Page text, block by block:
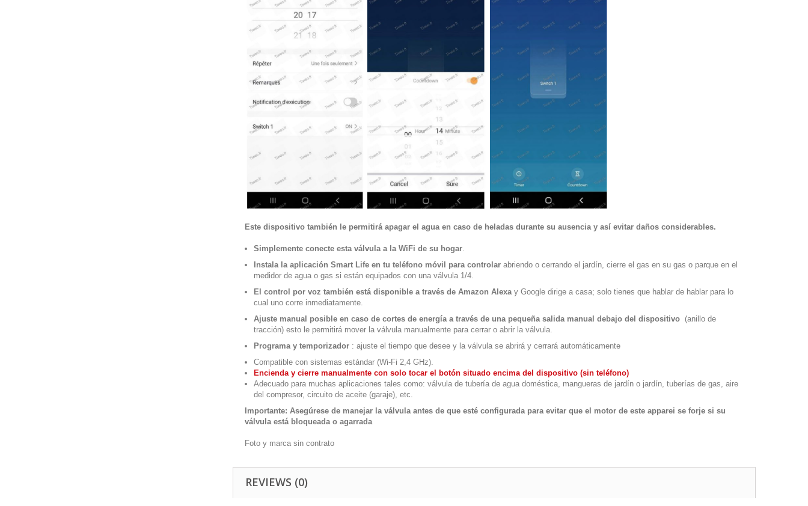
Este dispositivo también le permitirá apagar el agua en caso de heladas durante su ausencia y así evitar daños considerables.
Simplemente conecte esta válvula a la WiFi de su hogar.
Instala la aplicación Smart Life en tu teléfono móvil para controlar abriendo o cerrando el jardín, cierre el gas en su gas o parque en el
medidor de agua o gas si están equipados con una válvula 1/4.
El control por voz también está disponible a través de Amazon Alexay Google dirige a casa; solo tienes que hablar de hablar para lo
cual uno corre inmediatamente.
Ajuste manual posible en caso de cortes de energía a través de una pequeña salida manual debajo del dispositivo (anillo de
tracción) esto le permitirá mover la válvula manualmente para cerrar o abrir la válvula.
Programa y temporizador : ajuste el tiempo que desee y la válvula se abrirá y cerrará automáticamente
Compatible con sistemas estándar (Wi-Fi 2,4 GHz).
Encienda y cierre manualmente con solo tocar el botón situado encima del dispositivo (sin teléfono)
Adecuado para muchas aplicaciones tales como: válvula de tubería de agua doméstica, mangueras de jardín o jardín, tuberías de gas, aire
del compresor, circuito de aceite (garaje), etc.
Importante: Asegúrese de manejar la válvula antes de que esté configurada para evitar que el motor de este apparei se forje si su
válvula está bloqueada o agarrada
Foto y marca sin contrato
REVIEWS (0)